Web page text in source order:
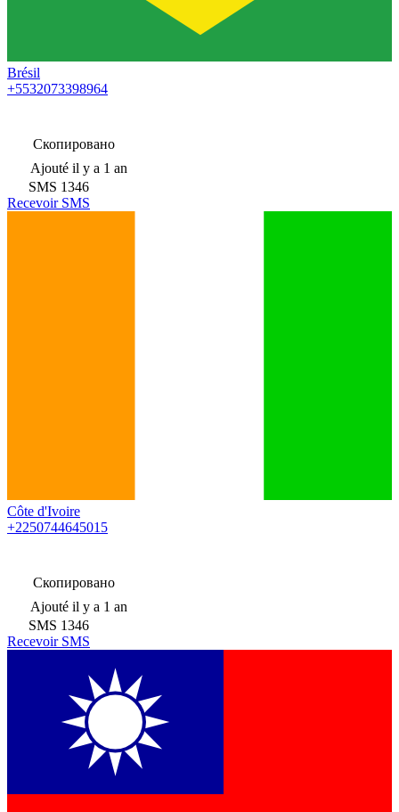
Brésil
+5532073398964
Скопировано
Ajouté il y a 1 an
SMS 1346
Recevoir SMS
Côte d'Ivoire
+2250744645015
Скопировано
Ajouté il y a 1 an
SMS 1346
Recevoir SMS